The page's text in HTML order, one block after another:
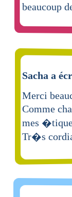
beaucoup
Sacha a
Merci
Comme
mes
Tr�s